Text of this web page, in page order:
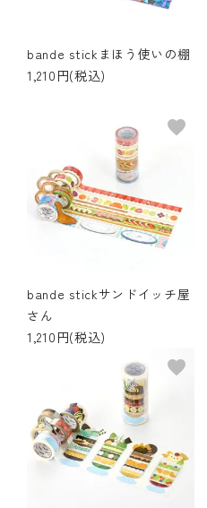
bandeってなに？
マイページ
企業（法人）の皆様へ
bande stickまほう使いの棚
1,210円(税込)
bande stickサンドイッチ屋
さん
1,210円(税込)
favorite
favorite